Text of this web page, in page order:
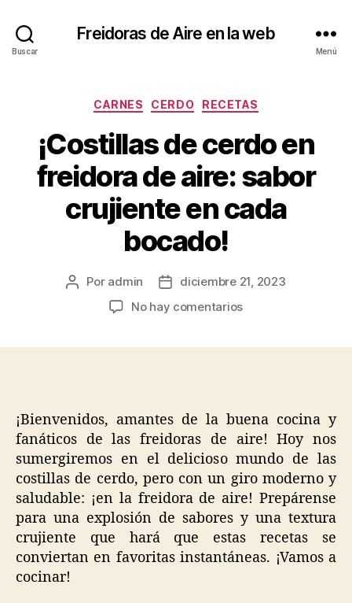
Buscar
Freidoras de Aire en la web
Menú
Categorías
CARNES CERDO RECETAS
¡Costillas de cerdo en
freidora de aire: sabor
crujiente en cada
bocado!
Autor
Por admin
Fecha
la
diciembre 21, 2023
No hay comentariosen
aire:
sabor
crujiente
en
cada
bocado!
¡Bienvenidos, amantes de la buena cocina y
fanáticos de las freidoras de aire! Hoy nos
sumergiremos en el delicioso mundo de las
costillas de cerdo, pero con un giro moderno y
saludable: ¡en la freidora de aire! Prepárense
para una explosión de sabores y una textura
crujiente que hará que estas recetas se
conviertan en favoritas instantáneas. ¡Vamos a
cocinar!